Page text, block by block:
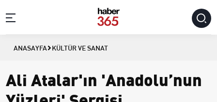
ANASAYFA KÜLTÜR VE SANAT
Ali Atalar'ın 'Anadolu’nun